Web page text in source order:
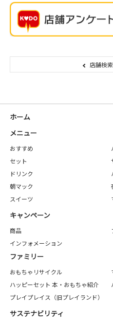
店舗検
ホーム
メニュー
おすすめ
セット
ドリンク
朝マック
スイーツ
キャンペーン
商品
インフォメーション
ファミリー
おもちゃリサイクル
ハッピーセット 本・おもちゃ紹介
プレイプレイス（旧プレイランド）
サステナビリティ